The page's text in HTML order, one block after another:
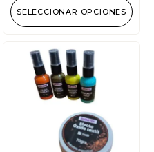
SELECCIONAR OPCIONES